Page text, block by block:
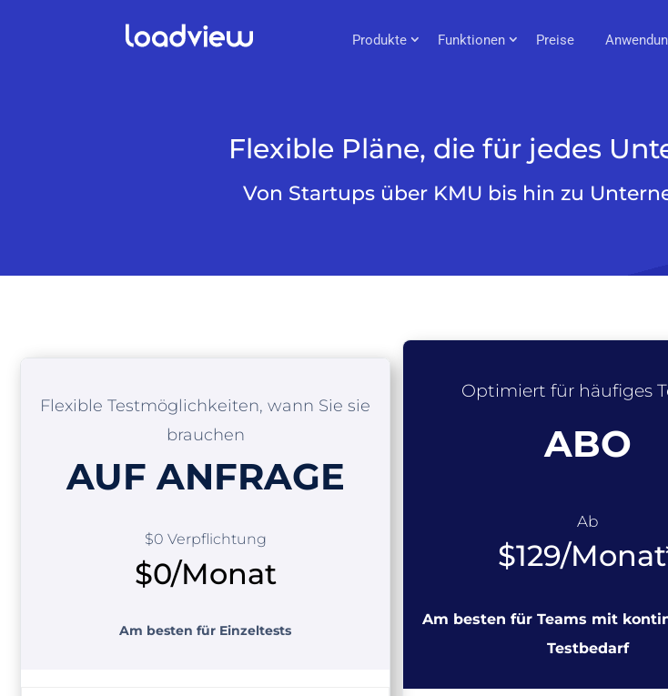
Produkte Funktionen Preise
Flexible Pläne, die für jedes
Von Startups über KMU bis hin zu
Flexible Testmöglichkeiten, wann Sie sie
brauchen
AUF ANFRAGE
$0 Verpflichtung
$0/Monat
Am besten für Einzeltests
Optimiert für häufiges
ABO
Ab
$129/
Am besten für Teams mit
Testbedarf